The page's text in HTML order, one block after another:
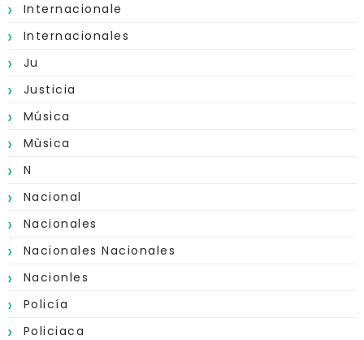
Internacionale
Internacionales
Ju
Justicia
Música
Mùsica
N
Nacional
Nacionales
Nacionales Nacionales
Nacionles
Policía
Policiaca